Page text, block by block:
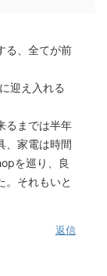
る、全てが前
迎え入れる
るまでは半年
、家電は時間
を巡り、良
。それもいと
返信